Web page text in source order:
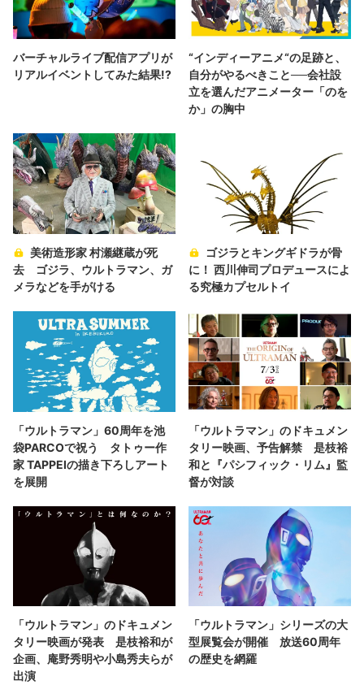
バーチャルライブ配信アプリが
リアルイベントしてみた結果!?
“インディーアニメ“の足跡と、
自分がやるべきこと──会社設
立を選んだアニメーター「のを
か」の胸中
美術造形家 村瀬継蔵が死
去 ゴジラ、ウルトラマン、ガ
メラなどを手がける
ゴジラとキングギドラが骨
に！ 西川伸司プロデュースによ
る究極カプセルトイ
「ウルトラマン」60周年を池
袋PARCOで祝う タトゥー作
家 TAPPEIの描き下ろしアート
を展開
「ウルトラマン」のドキュメン
タリー映画、予告解禁 是枝裕
和と『パシフィック・リム』監
督が対談
「ウルトラマン」のドキュメン
タリー映画が発表 是枝裕和が
企画、庵野秀明や小島秀夫らが
出演
「ウルトラマン」シリーズの大
型展覧会が開催 放送60周年
の歴史を網羅